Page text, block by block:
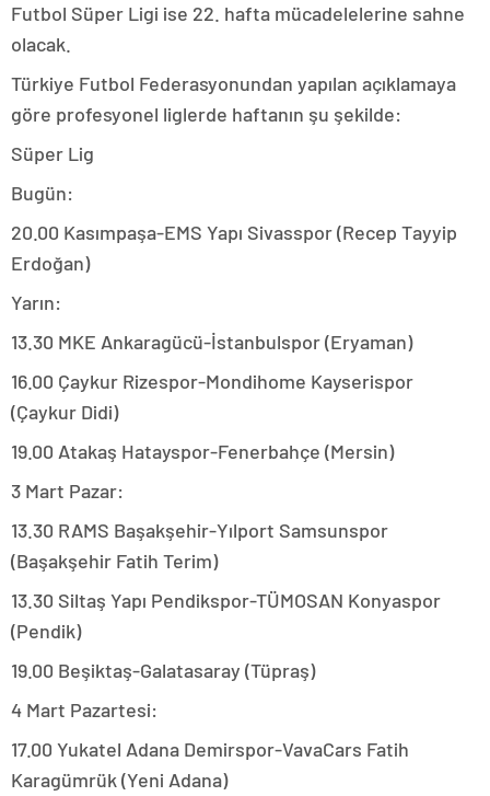
Futbol Süper Ligi ise 22. hafta mücadelelerine sahne
olacak.
Türkiye Futbol Federasyonundan yapılan açıklamaya
göre profesyonel liglerde haftanın şu şekilde:
Süper Lig
Bugün:
20.00 Kasımpaşa-EMS Yapı Sivasspor (Recep Tayyip
Erdoğan)
Yarın:
13.30 MKE Ankaragücü-İstanbulspor (Eryaman)
16.00 Çaykur Rizespor-Mondihome Kayserispor
(Çaykur Didi)
19.00 Atakaş Hatayspor-Fenerbahçe (Mersin)
3 Mart Pazar:
13.30 RAMS Başakşehir-Yılport Samsunspor
(Başakşehir Fatih Terim)
13.30 Siltaş Yapı Pendikspor-TÜMOSAN Konyaspor
(Pendik)
19.00 Beşiktaş-Galatasaray (Tüpraş)
4 Mart Pazartesi:
17.00 Yukatel Adana Demirspor-VavaCars Fatih
Karagümrük (Yeni Adana)